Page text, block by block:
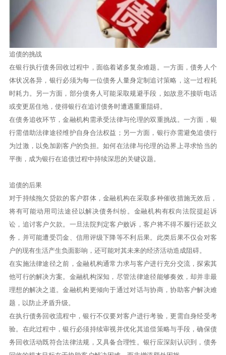
追债的挑战
在银行执行债务回收过程中，面临着诸多复杂难题。一方面，债务人个
体状况各异，银行必须为每一位债务人量身定制追讨策略，这一过程耗
时耗力。另一方面，部分债务人可能采取规避手段，如故意不接听电话
或变更居住地，使得银行在追讨债务时遭遇重重阻碍。
在债务追收环节，金融机构需承受法律与伦理的双重挑战。一方面，银
行需借助法律途径维护自身合法权益；另一方面，银行亦需避免追债行
为过激，以免加剧客户的负担。如何在法律与伦理的边界上寻求恰当的
平衡，成为银行在追债过程中持续深思的关键议题。
追债的后果
对于持续拖欠贷款的客户群体，金融机构在采取多种催收措施无效后，
将有可能动用司法途径以解决债务纠纷。金融机构有权向法院提起诉
讼，追讨客户欠款。一旦法院判定客户败诉，客户将不得不履行还款义
务，并可能遭受罚金、信用评级下降等不利后果。此类后果不仅会对客
户的现有生活产生负面影响，还可能对其未来的经济活动造成阻碍。
在实施法律途径之前，金融机构通常力求与客户进行充分交流，探索其
他可行的解决方案。金融机构深知，尽管法律途径能够奏效，却并非最
理想的解决之道。金融机构更倾向于通过对话与协商，协助客户解决难
题，以防止矛盾升级。
在执行债务回收流程中，银行不仅要对客户进行考验，更需自身经受考
验。在此过程中，银行必须持续审视并优化其追偿策略与手段，确保债
务回收活动既符合法律法规，又具备合理性。银行应深刻认识到，债务